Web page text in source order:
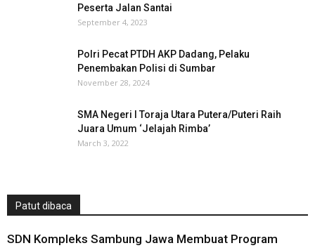
Peserta Jalan Santai
September 4, 2023
Polri Pecat PTDH AKP Dadang, Pelaku
Penembakan Polisi di Sumbar
November 28, 2024
SMA Negeri I Toraja Utara Putera/Puteri Raih
Juara Umum ‘Jelajah Rimba’
March 3, 2022
Patut dibaca
SDN Kompleks Sambung Jawa Membuat Program